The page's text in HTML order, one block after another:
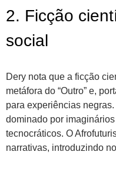
2. Ficção
social
Dery nota que a ficção
metáfora do “Outro” e,
para experiências
dominado por
tecnocráticos. O
narrativas, introduzindo